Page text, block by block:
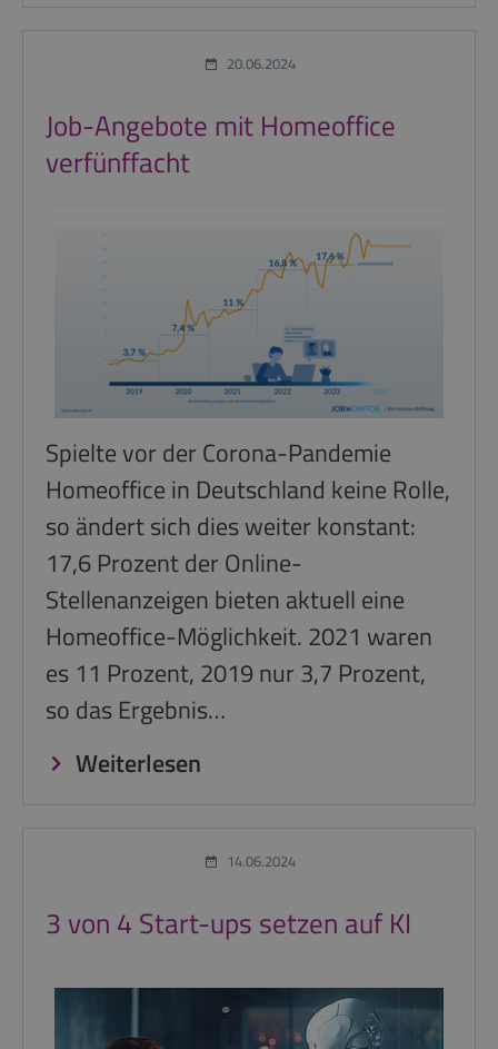
20.06.2024
Job-Angebote mit Homeoffice
verfünffacht
Spielte vor der Corona-Pandemie
Homeoffice in Deutschland keine Rolle,
so ändert sich dies weiter konstant:
17,6 Prozent der Online-
Stellenanzeigen bieten aktuell eine
Homeoffice-Möglichkeit. 2021 waren
es 11 Prozent, 2019 nur 3,7 Prozent,
so das Ergebnis…
Weiterlesen
14.06.2024
3 von 4 Start-ups setzen auf KI